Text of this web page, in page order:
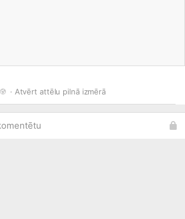
· Atvērt attēlu pilnā izmērā